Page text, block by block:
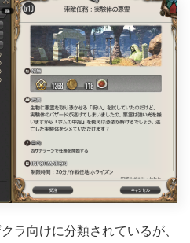
ラ向けに分類されているが、